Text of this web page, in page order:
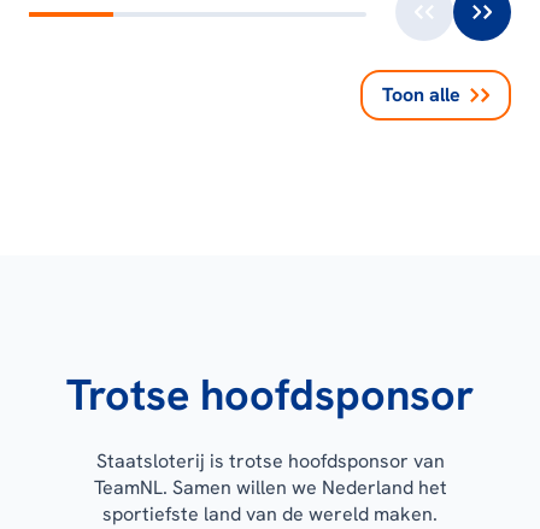
Toon alle
Trotse hoofdsponsor
Staatsloterij is trotse hoofdsponsor van
TeamNL. Samen willen we Nederland het
sportiefste land van de wereld maken.